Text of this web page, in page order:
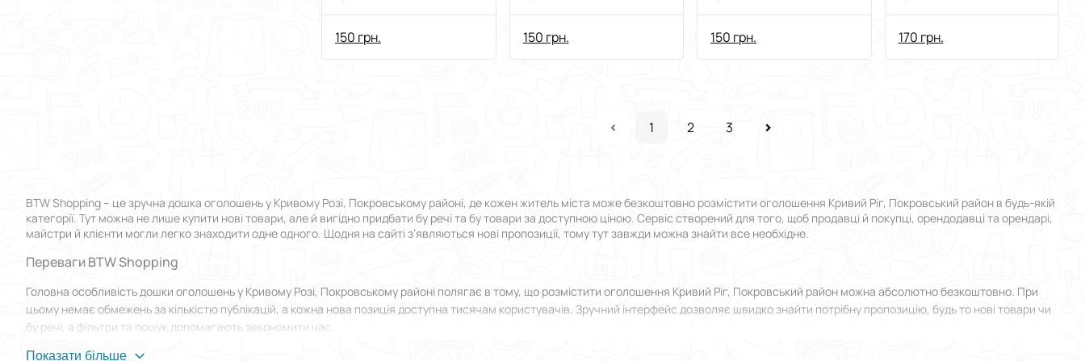
150 грн. 150 грн. 150 грн. 170 грн.
1 2 3
BTW Shopping – це зручна дошка оголошень у Кривому Розі, Покровському районі, де кожен житель міста може безкоштовно розмістити оголошення Кривий Ріг, Покровський район в будь-якій
категорії. Тут можна не лише купити нові товари, але й вигідно придбати бу речі та бу товари за доступною ціною. Сервіс створений для того, щоб продавці й покупці, орендодавці та орендарі,
майстри й клієнти могли легко знаходити одне одного. Щодня на сайті з’являються нові пропозиції, тому тут завжди можна знайти все необхідне.
Переваги BTW Shopping
Головна особливість дошки оголошень у Кривому Розі, Покровському районі полягає в тому, що розмістити оголошення Кривий Ріг, Покровський район можна абсолютно безкоштовно. При
цьому немає обмежень за кількістю публікацій, а кожна нова позиція доступна тисячам користувачів. Зручний інтерфейс дозволяє швидко знайти потрібну пропозицію, будь то нові товари чи
бу речі, а фільтри та пошук допомагають зекономити час.
Для новачків передбачений розділ FAQ, де детально описані кроки від реєстрації до моменту, коли ви зможете подати оголошення у Кривому Розі, Покровському районі й прикріпити
Показати більше